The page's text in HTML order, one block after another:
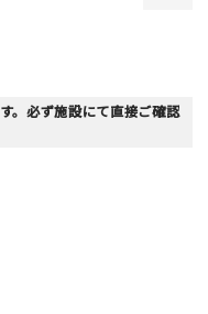
。必ず施設にて直接ご確認